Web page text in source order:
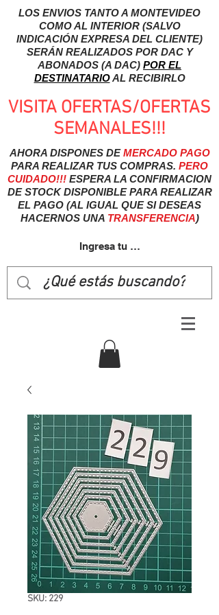
LOS ENVIOS TANTO A MONTEVIDEO
COMO AL INTERIOR (SALVO
INDICACIÓN EXPRESA DEL CLIENTE)
SERÁN REALIZADOS POR DAC Y
ABONADOS (A DAC) POR EL
DESTINATARIOAL RECIBIRLO
VISITA OFERTAS/OFERTAS
SEMANALES!!!
AHORA DISPONES DEMERCADO PAGO
PARA REALIZAR TUS COMPRAS. PERO
CUIDADO!!! ESPERA LA CONFIRMACION
DE STOCK DISPONIBLE PARA REALIZAR
EL PAGO (AL IGUAL QUE SI DESEAS
HACERNOS UNA TRANSFERENCIA)
Ingresa tu usuairo
SKU: 229